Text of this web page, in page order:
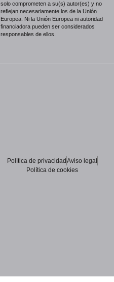
solo comprometen a su(s) autor(es) y no
reflejan necesariamente los de la Unión
Europea. Ni la Unión Europea ni autoridad
financiadora pueden ser considerados
responsables de ellos.
Política de privacidadAviso legal
Política de cookies